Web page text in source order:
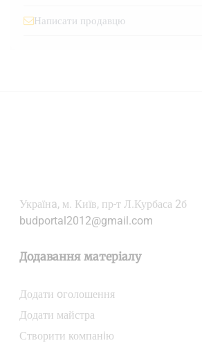
Написати продавцю
Українa, м. Київ, пр-т Л.Курбаса 2б
budportal2012@gmail.com
Додавання матеріалу
Додати oголошення
Додати майстра
Створити компанiю